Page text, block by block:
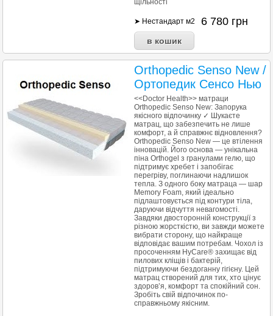
щільності
➤ Нестандарт м2 6 780 грн
Orthopedic Senso New /
Ортопедик Сенсо Нью
<<Doctor Health>> матраци
Orthopedic Senso New: Запорука
якісного відпочинку ✓ Шукаєте
матрац, що забезпечить не лише
комфорт, а й справжнє відновлення?
Orthopedic Senso New — це втілення
інновацій. Його основа — унікальна
піна Orthogel з гранулами гелю, що
підтримує хребет і запобігає
перегріву, поглинаючи надлишок
тепла. З одного боку матраца — шар
Memory Foam, який ідеально
підлаштовується під контури тіла,
даруючи відчуття невагомості.
Завдяки двосторонній конструкції з
різною жорсткістю, ви завжди можете
вибрати сторону, що найкраще
відповідає вашим потребам. Чохол із
просоченням HyCare® захищає від
пилових кліщів і бактерій,
підтримуючи бездоганну гігієну. Цей
матрац створений для тих, хто цінує
здоров’я, комфорт та спокійний сон.
Зробіть свій відпочинок по-
справжньому якісним.